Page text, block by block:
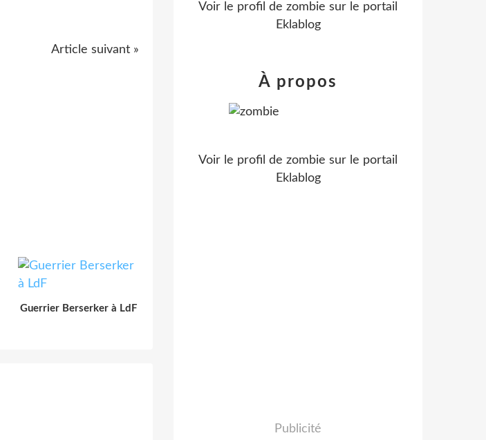
Article suivant »
Guerrier Berserker à LdF
Voir le profil de zombie sur le portail
Eklablog
À propos
Voir le profil de zombie sur le portail
Eklablog
Publicité